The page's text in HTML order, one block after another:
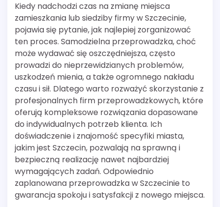
Kiedy nadchodzi czas na zmianę miejsca
zamieszkania lub siedziby firmy w Szczecinie,
pojawia się pytanie, jak najlepiej zorganizować
ten proces. Samodzielna przeprowadzka, choć
może wydawać się oszczędniejsza, często
prowadzi do nieprzewidzianych problemów,
uszkodzeń mienia, a także ogromnego nakładu
czasu i sił. Dlatego warto rozważyć skorzystanie z
profesjonalnych firm przeprowadzkowych, które
oferują kompleksowe rozwiązania dopasowane
do indywidualnych potrzeb klienta. Ich
doświadczenie i znajomość specyfiki miasta,
jakim jest Szczecin, pozwalają na sprawną i
bezpieczną realizację nawet najbardziej
wymagających zadań. Odpowiednio
zaplanowana przeprowadzka w Szczecinie to
gwarancja spokoju i satysfakcji z nowego miejsca.